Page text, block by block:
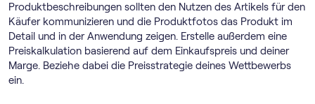
Produktbeschreibungen sollten den Nutzen des Artikels für den
Käufer kommunizieren und die Produktfotos das Produkt im
Detail und in der Anwendung zeigen. Erstelle außerdem eine
Preiskalkulation basierend auf dem Einkaufspreis und deiner
Marge. Beziehe dabei die Preisstrategie deines Wettbewerbs
ein.